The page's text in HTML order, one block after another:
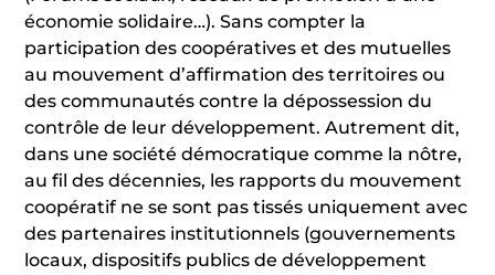
économie solidaire…). Sans compter la
participation des coopératives et des mutuelles
au mouvement d’affirmation des territoires ou
des communautés contre la dépossession du
contrôle de leur développement. Autrement dit,
dans une société démocratique comme la nôtre,
au fil des décennies, les rapports du mouvement
coopératif ne se sont pas tissés uniquement avec
des partenaires institutionnels (gouvernements
locaux, dispositifs publics de développement